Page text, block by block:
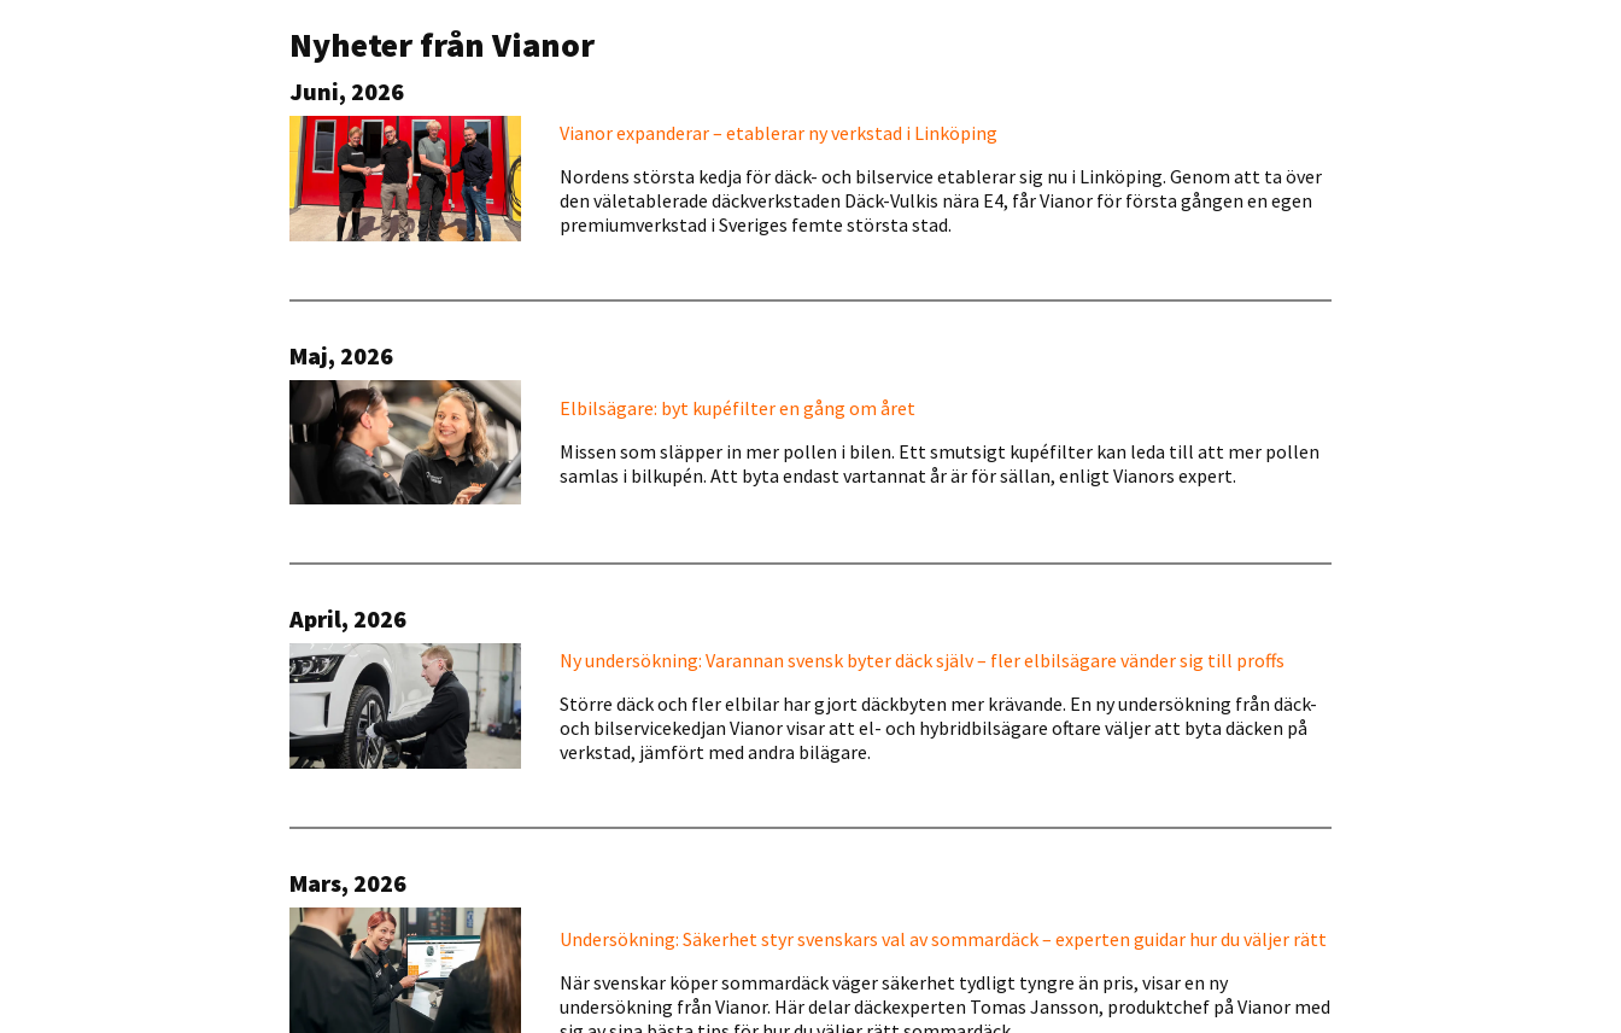
Nyheter från Vianor
Juni, 2026
Vianor expanderar – etablerar ny verkstad i Linköping
Nordens största kedja för däck- och bilservice etablerar sig nu i Linköping. Genom att ta över
den väletablerade däckverkstaden Däck-Vulkis nära E4, får Vianor för första gången en egen
premiumverkstad i Sveriges femte största stad.
Maj, 2026
Elbilsägare: byt kupéfilter en gång om året
Missen som släpper in mer pollen i bilen. Ett smutsigt kupéfilter kan leda till att mer pollen
samlas i bilkupén. Att byta endast vartannat år är för sällan, enligt Vianors expert.
April, 2026
Ny undersökning: Varannan svensk byter däck själv – fler elbilsägare vänder sig till proffs
Större däck och fler elbilar har gjort däckbyten mer krävande. En ny undersökning från däck-
och bilservicekedjan Vianor visar att el- och hybridbilsägare oftare väljer att byta däcken på
verkstad, jämfört med andra bilägare.
Mars, 2026
Undersökning: Säkerhet styr svenskars val av sommardäck – experten guidar hur du väljer rätt
När svenskar köper sommardäck väger säkerhet tydligt tyngre än pris, visar en ny
undersökning från Vianor. Här delar däckexperten Tomas Jansson, produktchef på Vianor med